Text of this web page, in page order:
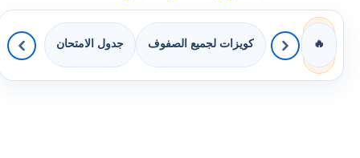
🔥 كويزات لجميع الصفوف جدول الامتحان